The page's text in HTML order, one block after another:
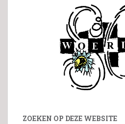
ZOEKEN OP DEZE WEBSITE